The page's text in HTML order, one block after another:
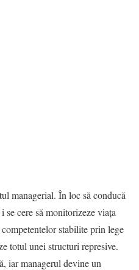
managerial. În loc să conducă
se cere să monitorizeze viața
stabilite prin lege
totul unei structuri represive.
iar managerul devine un